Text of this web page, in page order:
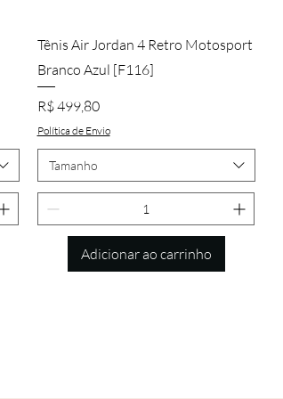
Visualização rápida
Tênis Air Jordan 4 Retro Motosport
Branco Azul [F116]
Preço
R$ 499,80
Política de Envio
Tamanho
Adicionar ao carrinho